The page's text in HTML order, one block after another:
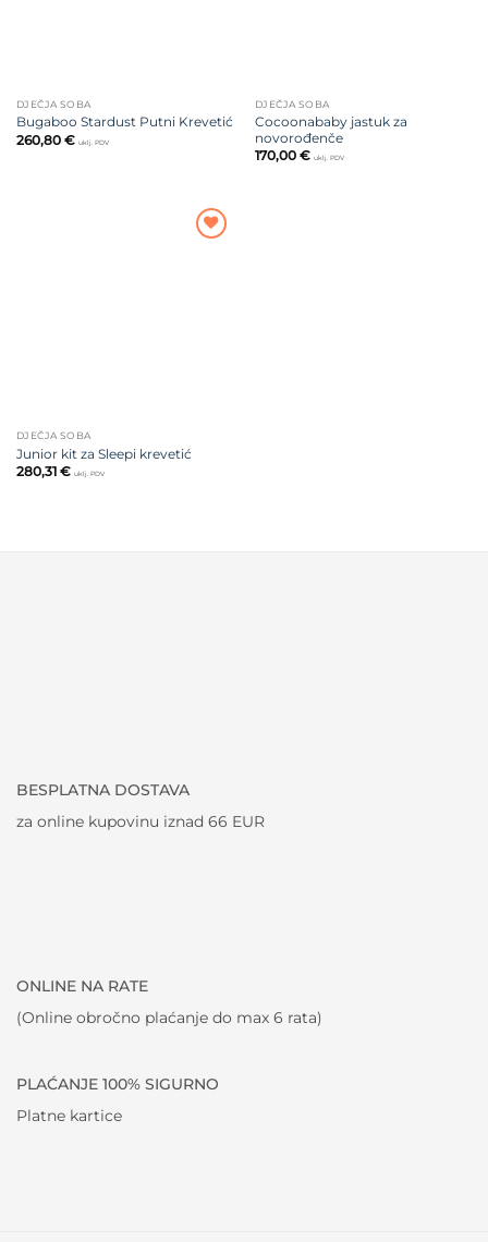
DJEČJA SOBA
Bugaboo Stardust Putni Krevetić
260,80 € uklj. PDV
DJEČJA SOBA
Cocoonababy jastuk za
novorođenče
170,00 € uklj. PDV
DJEČJA SOBA
Junior kit za Sleepi krevetić
280,31 € uklj. PDV
BESPLATNA DOSTAVA
za online kupovinu iznad 66 EUR
ONLINE NA RATE
(Online obročno plaćanje do max 6 rata)
PLAĆANJE 100% SIGURNO
Platne kartice